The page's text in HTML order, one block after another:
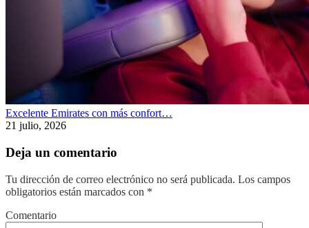
Excelente Emirates con más confort…
21 julio, 2026
Deja un comentario
Tu dirección de correo electrónico no será publicada. Los campos
obligatorios están marcados con *
Comentario